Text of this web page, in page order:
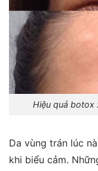
Hiệu quả botox
Da vùng trán lúc
khi biểu cảm.